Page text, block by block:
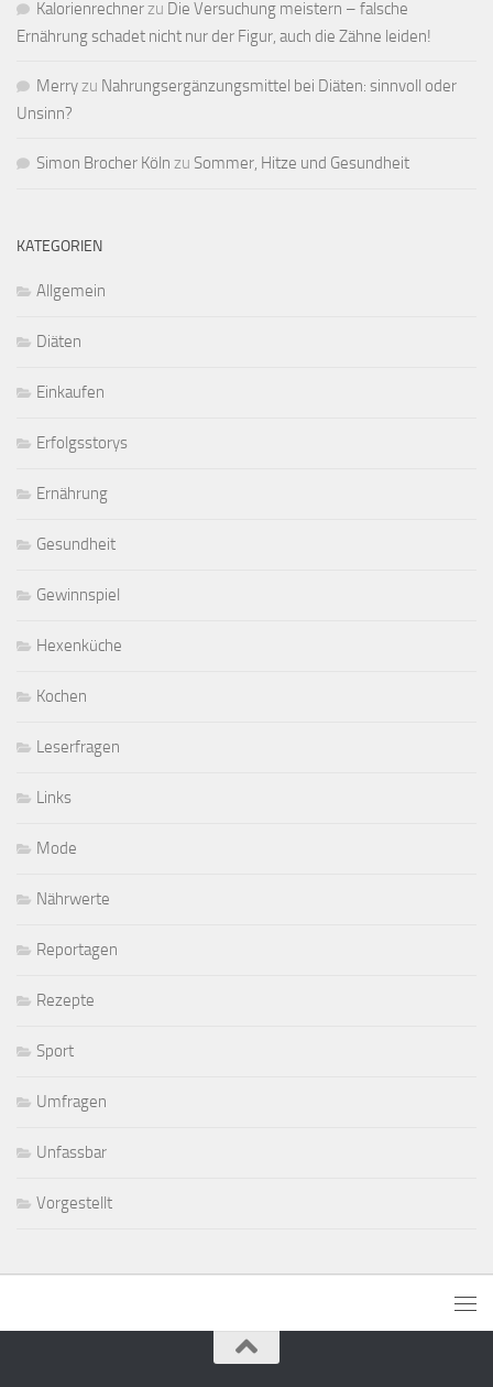
Kalorienrechnerzu Die Versuchung meistern – falsche
Ernährung schadet nicht nur der Figur, auch die Zähne leiden!
Merryzu Nahrungsergänzungsmittel bei Diäten: sinnvoll oder
Unsinn?
Simon Brocher Köln zu Sommer, Hitze und Gesundheit
KATEGORIEN
Allgemein
Diäten
Einkaufen
Erfolgsstorys
Ernährung
Gesundheit
Gewinnspiel
Hexenküche
Kochen
Leserfragen
Links
Mode
Nährwerte
Reportagen
Rezepte
Sport
Umfragen
Unfassbar
Vorgestellt